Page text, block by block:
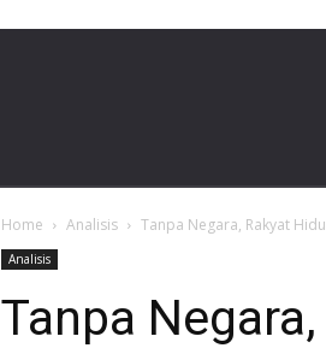
Home Analisis Tanpa Negara, Rakyat
Analisis
Tanpa